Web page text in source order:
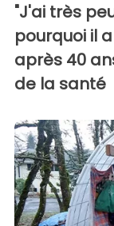
"J'ai très
pourquoi il
après 40
de la santé